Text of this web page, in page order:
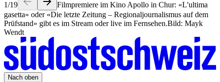
1/19
Filmpremiere im Kino Apollo in Chur: «L'ultima
gasetta» oder «Die letzte Zeitung – Regionaljournalismus auf dem
Prüfstand» gibt es im Stream oder live im Fernsehen.Bild: Mayk
Wendt
Nach oben